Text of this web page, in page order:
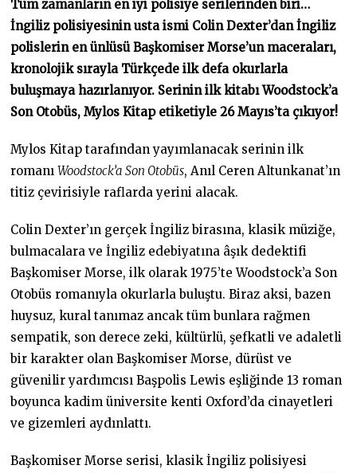
2
0
2
2
Tüm zamanların en iyi polisiye serilerinden biri…
İngiliz polisiyesinin usta ismi Colin Dexter’dan İngiliz
polislerin en ünlüsü Başkomiser Morse’un maceraları,
kronolojik sırayla Türkçede ilk defa okurlarla
buluşmaya hazırlanıyor. Serinin ilk kitabı Woodstock’a
Son Otobüs, Mylos Kitap etiketiyle 26 Mayıs’ta çıkıyor!
Mylos Kitap tarafından yayımlanacak serinin ilk
romanıWoodstock’a Son Otobüs, Anıl Ceren Altunkanat’ın
titiz çevirisiyle raflarda yerini alacak.
Colin Dexter’ın gerçek İngiliz birasına, klasik müziğe,
bulmacalara ve İngiliz edebiyatına âşık dedektifi
Başkomiser Morse, ilk olarak 1975’te Woodstock’a Son
Otobüs romanıyla okurlarla buluştu. Biraz aksi, bazen
huysuz, kural tanımaz ancak tüm bunlara rağmen
sempatik, son derece zeki, kültürlü, şefkatli ve adaletli
bir karakter olan Başkomiser Morse, dürüst ve
güvenilir yardımcısı Başpolis Lewis eşliğinde 13 roman
boyunca kadim üniversite kenti Oxford’da cinayetleri
ve gizemleri aydınlattı.
Başkomiser Morse serisi, klasik İngiliz polisiyesi